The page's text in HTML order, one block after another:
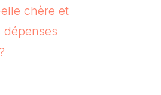
chère et
dépenses